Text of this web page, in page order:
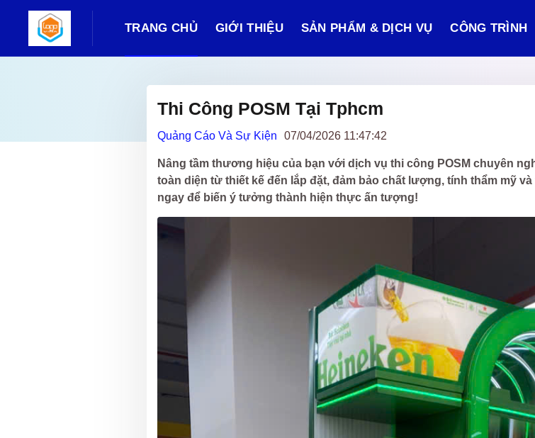
TRANG CHỦ GIỚI THIỆU SẢN PHẨM & DỊCH VỤ CÔNG TRÌNH
Thi Công POSM Tại Tphcm
Quảng Cáo Và Sự Kiện 07/04/2026 11:47:42
Nâng tầm thương hiệu của bạn với dịch vụ thi công POSM chuyên
toàn diện từ thiết kế đến lắp đặt, đảm bảo chất lượng, tính thẩm mỹ
ngay để biến ý tưởng thành hiện thực ấn tượng!